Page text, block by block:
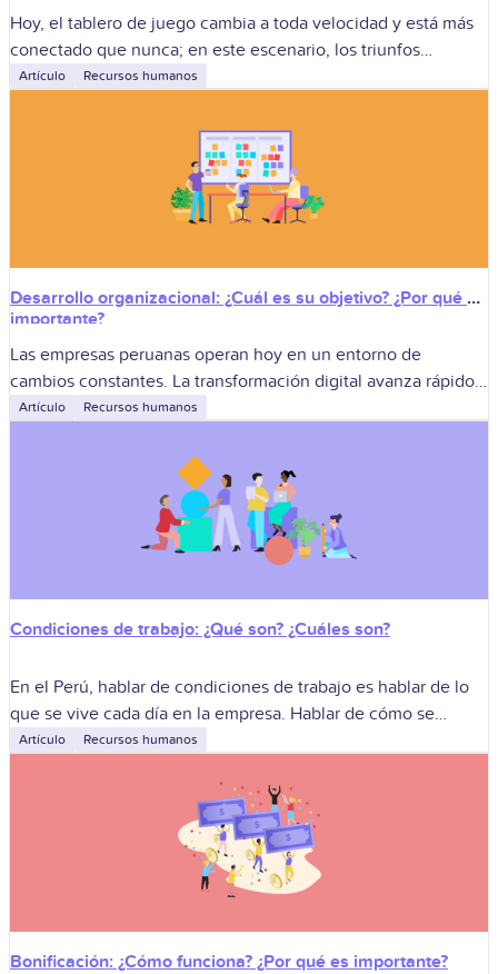
Hoy, el tablero de juego cambia a toda velocidad y está más
conectado que nunca; en este escenario, los triunfos
sostenibles no descansan en estrellas solitarias, sino en la
Artículo Recursos humanos
Desarrollo organizacional: ¿Cuál es su objetivo? ¿Por qué es
importante?
Las empresas peruanas operan hoy en un entorno de
cambios constantes. La transformación digital avanza rápido y
exige respuestas más ágiles internas. También cambian las
Artículo Recursos humanos
Condiciones de trabajo: ¿Qué son? ¿Cuáles son?
En el Perú, hablar de condiciones de trabajo es hablar de lo
que se vive cada día en la empresa. Hablar de cómo se
organiza el trabajo. Hablar de cómo
Artículo Recursos humanos
Bonificación: ¿Cómo funciona? ¿Por qué es importante?